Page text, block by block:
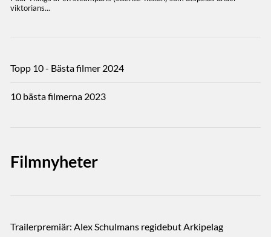
Topp 10 - Bästa filmer 2024
10 bästa filmerna 2023
Filmnyheter
Trailerpremiär: Alex Schulmans regidebut Arkipelag